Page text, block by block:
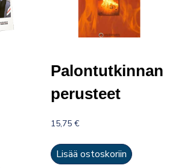
Palontutkinnan
perusteet
15,75€
Lisää ostoskoriin